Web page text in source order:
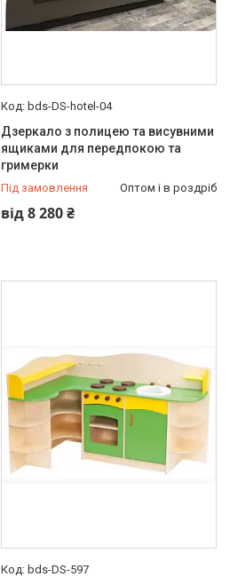
bds-DS-hotel-04
Дзеркало з полицею та висувними
ящиками для передпокою та
гримерки
Під замовлення Оптом і в роздріб
від 8 280 ₴
bds-DS-597